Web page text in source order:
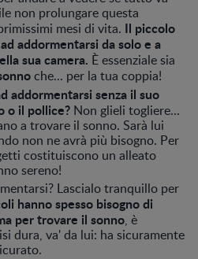
non prolungare questa
mesi di vita. Il piccolo
ad addormentarsi da solo e a
sua camera. È essenziale sia
che... per la tua coppia!
addormentarsi senza il suo
o il pollice? Non glieli togliere...
a trovare il sonno. Sarà lui
non ne avrà più bisogno. Per
costituiscono un alleato
sereno!
Lascialo tranquillo per
hanno spesso bisogno di
per trovare il sonno, è
dura, va' da lui: ha sicuramente